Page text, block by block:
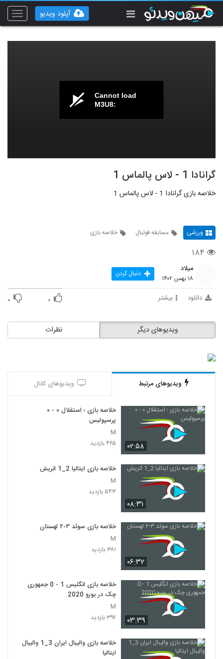
Toggle
آپلود ویدیو
Cannot load
M3U8:
گرانادا 1 - لاس پالماس 1
خلاصه بازی گرانادا 1 - لاس پالماس 1
ورزشی مسابقه فوتبال خلاصه بازی
۱۸۴
میلاد
۱۸ بهمن ۱۴۰۲ دنبال کردن
دانلود بیشتر ۰ ۰
نظرات ویدیوهای دیگر
ویدیوهای مرتبط ویدیوهای کانال
۰۲:۵۸
خلاصه بازی ؛ استقلال ۰ - ۰
پرسپولیس
M
۴۶۵ بازدید
۰۸:۳۱
خلاصه بازی ایتالیا 2_1 اتريش
M
۵۴۳ بازدید
۰۶:۳۲
خلاصه بازی سوئد ۳-۲ لهستان
M
۳۸۱ بازدید
۰۳:۳۹
خلاصه بازی انگلیس 1 - 0 جمهوری
چک در یورو 2020
M
۳۹۷ بازدید
خلاصه بازی والیبال ایران 3_1 والیبال
ایتالیا